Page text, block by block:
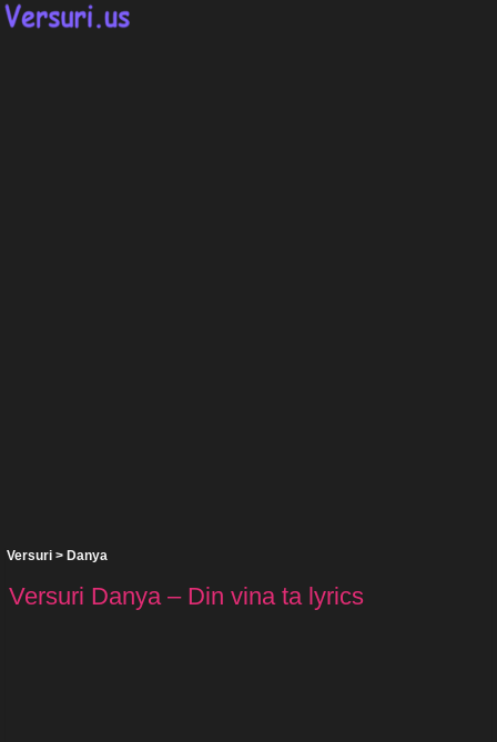
Versuri > Danya
Versuri Danya – Din vina ta lyrics